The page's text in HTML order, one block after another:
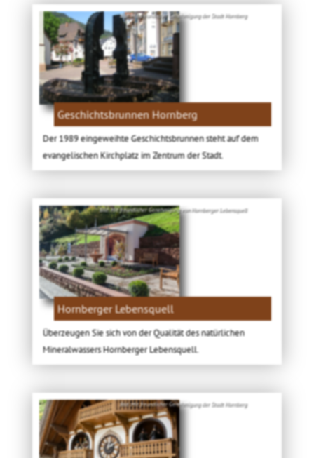
Bild: Mit freundlicher Genehmigung der Stadt Hornberg
Geschichtsbrunnen Hornberg
Der 1989 eingeweihte Geschichtsbrunnen steht auf dem
evangelischen Kirchplatz im Zentrum der Stadt.
Bild: Mit freundlicher Genehmigung von Hornberger Lebensquell
Hornberger Lebensquell
Überzeugen Sie sich von der Qualität des natürlichen
Mineralwassers Hornberger Lebensquell.
Bild: Mit freundlicher Genehmigung der Stadt Hornberg